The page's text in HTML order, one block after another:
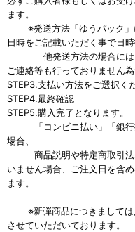
ます。
※発送方法「ゆうパック」
日時をご記載いただく事で日
他発送方法の場合にはご
ご連絡等も行っておりません
STEP3.支払い方法をご選択く
STEP4.最終確認
STEP5.購入完了となります。
「コンビニ払い」「銀行振
場合、
商品説明や特定商取引法
いません場合、ご注文日を含
ます。
※新弾商品につきましては
させていただいております。